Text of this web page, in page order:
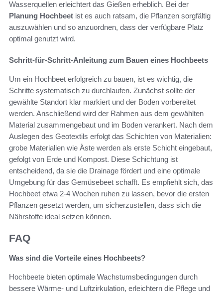
Wasserquellen erleichtert das Gießen erheblich. Bei der
Planung Hochbeet ist es auch ratsam, die Pflanzen sorgfältig
auszuwählen und so anzuordnen, dass der verfügbare Platz
optimal genutzt wird.
Schritt-für-Schritt-Anleitung zum Bauen eines Hochbeets
Um ein Hochbeet erfolgreich zu bauen, ist es wichtig, die
Schritte systematisch zu durchlaufen. Zunächst sollte der
gewählte Standort klar markiert und der Boden vorbereitet
werden. Anschließend wird der Rahmen aus dem gewählten
Material zusammengebaut und im Boden verankert. Nach dem
Auslegen des Geotextils erfolgt das Schichten von Materialien:
grobe Materialien wie Äste werden als erste Schicht eingebaut,
gefolgt von Erde und Kompost. Diese Schichtung ist
entscheidend, da sie die Drainage fördert und eine optimale
Umgebung für das Gemüsebeet schafft. Es empfiehlt sich, das
Hochbeet etwa 2-4 Wochen ruhen zu lassen, bevor die ersten
Pflanzen gesetzt werden, um sicherzustellen, dass sich die
Nährstoffe ideal setzen können.
FAQ
Was sind die Vorteile eines Hochbeets?
Hochbeete bieten optimale Wachstumsbedingungen durch
bessere Wärme- und Luftzirkulation, erleichtern die Pflege und